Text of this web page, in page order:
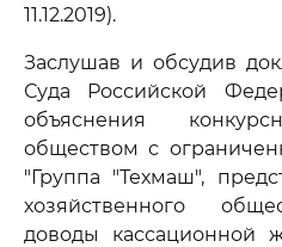
11.12.2019).
Заслушав и обсудив
Суда Российской
объяснения
обществом с
"Группа "Техмаш",
хозяйственного
доводы кассационной